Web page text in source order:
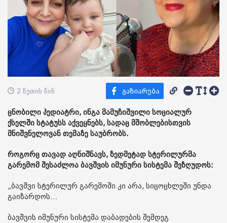
2 წუთის წინ
ცნობილი პედიატრი, ინგა მამუჩიშვილი სოციალურ
ქსელში სტატუსს აქვეყნებს, სადაც მშობლებისთვის
მნიშვნელოვან თემაზე საუბრობს.
როგორც თავად აღნიშნავს, ზედმეტად სტერილურმა
გარემომ შესაძლოა ბავშვის იმუნური სისტემა შეზღუდოს:
„ბავშვი სტერილურ გარემოში კი არა, სიცოცხლეში უნდა
გაიზარდოს…
ბავშვის იმუნური სისტემა დაბადების შემდეგ